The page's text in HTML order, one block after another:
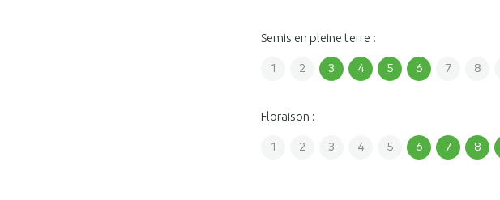
Semis en pleine terre :
1 2 3 4 5 6 7 8
Floraison :
1 2 3 4 5 6 7 8